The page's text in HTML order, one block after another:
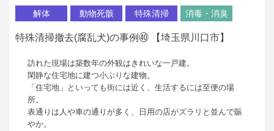
解体 動物死骸 特殊清掃 消毒・消臭
特殊清掃撤去(腐乱犬)の事例㊵ 【埼玉県川口市】
訪れた現場は築数年の外観はきれいな一戸建。
閑静な住宅地に建つ小ぶりな建物。
「住宅地」といっても街には近く、生活するには至便の場
所。
表通りは人や車の通りが多く、日用の店がズラリと並んで賑
やか。